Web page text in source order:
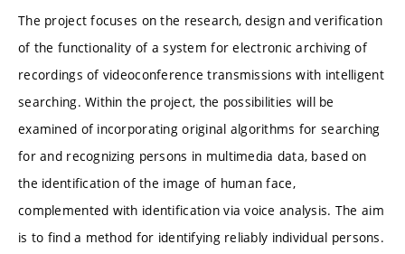
The project focuses on the research, design and verification
of the functionality of a system for electronic archiving of
recordings of videoconference transmissions with intelligent
searching. Within the project, the possibilities will be
examined of incorporating original algorithms for searching
for and recognizing persons in multimedia data, based on
the identification of the image of human face,
complemented with identification via voice analysis. The aim
is to find a method for identifying reliably individual persons.